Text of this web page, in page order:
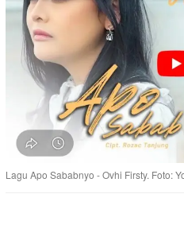
Lagu Apo Sababnyo - Ovhi Firsty. Foto: